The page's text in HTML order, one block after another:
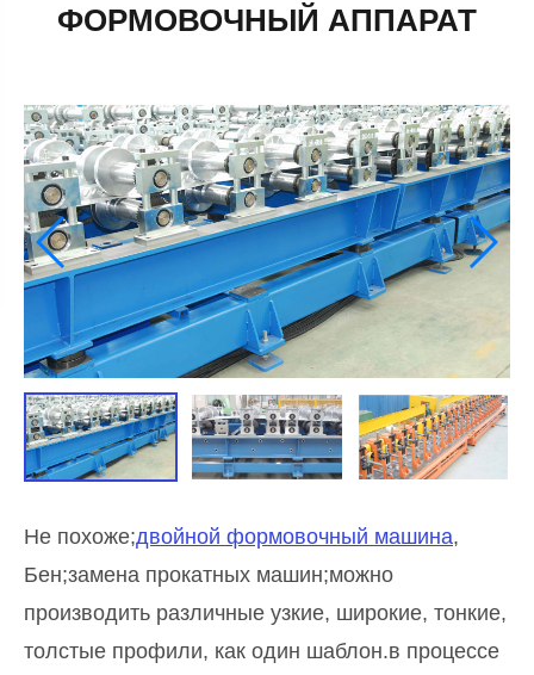
ФОРМОВОЧНЫЙ АППАРАТ
Не похоже;двойной формовочный машина,
Бен;замена прокатных машин;можно
производить различные узкие, широкие, тонкие,
толстые профили, как один шаблон.в процессе